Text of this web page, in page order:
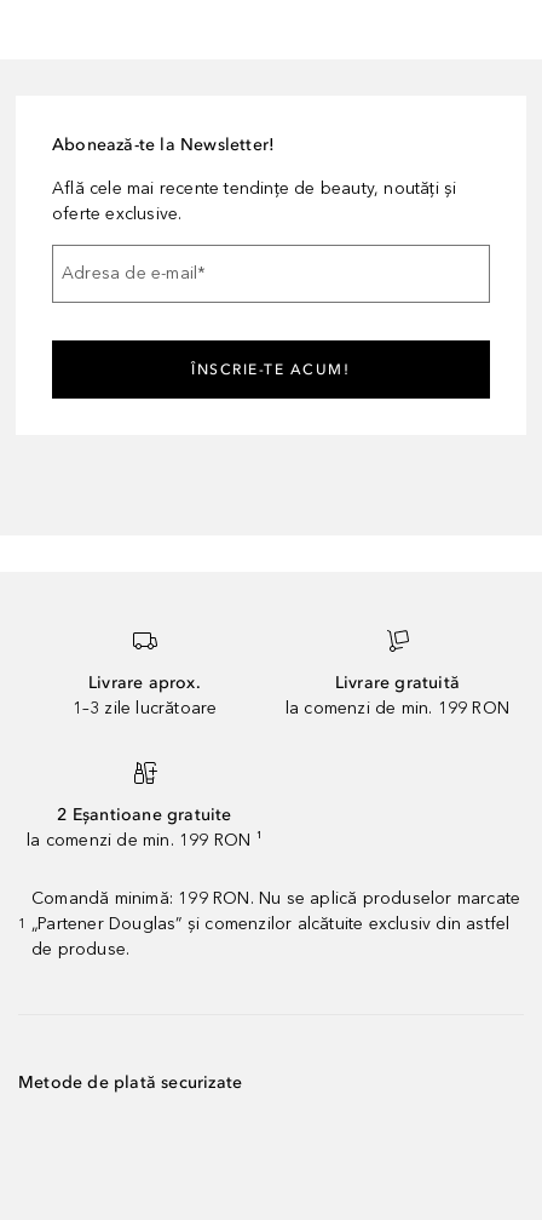
Abonează-te la Newsletter!
Află cele mai recente tendințe de beauty, noutăți și
oferte exclusive.
Adresa de e-mail*
ÎNSCRIE-TE ACUM!
Livrare aprox.
1–3 zile lucrătoare
Livrare gratuită
la comenzi de min. 199 RON
2 Eșantioane gratuite
la comenzi de min. 199 RON ¹
1
Comandă minimă: 199 RON. Nu se aplică produselor marcate
„Partener Douglas” și comenzilor alcătuite exclusiv din astfel
de produse.
Metode de plată securizate